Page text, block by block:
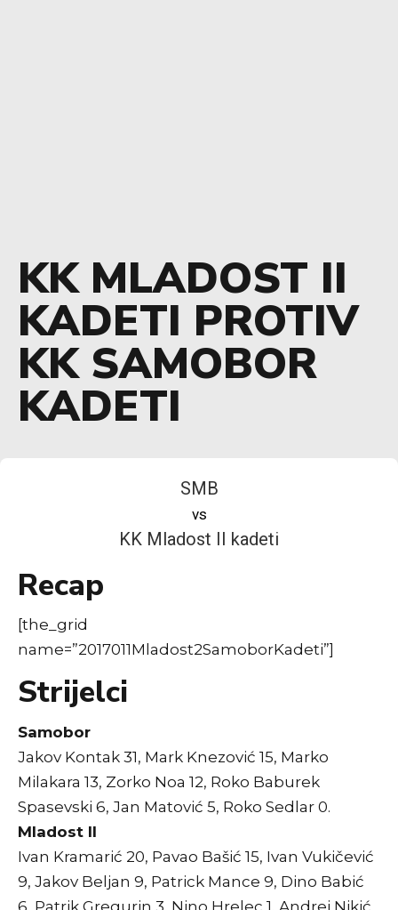
KK MLADOST II
KADETI PROTIV
KK SAMOBOR
KADETI
SMB
vs
KK Mladost II kadeti
Recap
[the_grid
name=”2017011Mladost2SamoborKadeti”]
Strijelci
Samobor
Jakov Kontak 31, Mark Knezović 15, Marko
Milakara 13, Zorko Noa 12, Roko Baburek
Spasevski 6, Jan Matović 5, Roko Sedlar 0.
Mladost II
Ivan Kramarić 20, Pavao Bašić 15, Ivan Vukičević
9, Jakov Beljan 9, Patrick Mance 9, Dino Babić